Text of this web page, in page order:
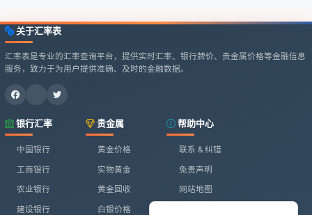
关于汇率表
汇率表是专业的汇率查询平台，提供实时汇率、银行牌价、贵金属价格等金融信息
服务，致力于为用户提供准确、及时的金融数据。
银行汇率
中国银行
工商银行
农业银行
建设银行
贵金属
黄金价格
实物黄金
黄金回收
白银价格
帮助中心
联系 & 纠错
免责声明
网站地图